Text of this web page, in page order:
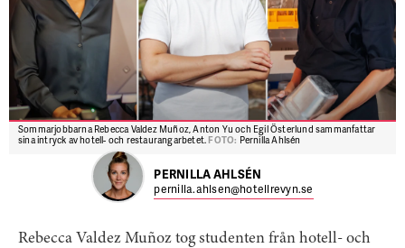
Sommarjobbarna Rebecca Valdez Muñoz, Anton Yu och Egil Österlund sammanfattar
sina intryck av hotell- och restaurangarbetet.FOTO: Pernilla Ahlsén
PERNILLA AHLSÉN
pernilla.ahlsen@hotellrevyn.se
Rebecca Valdez Muñoz tog studenten från hotell- och